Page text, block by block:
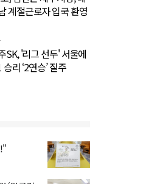
계절근로자 입국 환영
SK, '리그 선두' 서울에
승리 ‘2연승’ 질주